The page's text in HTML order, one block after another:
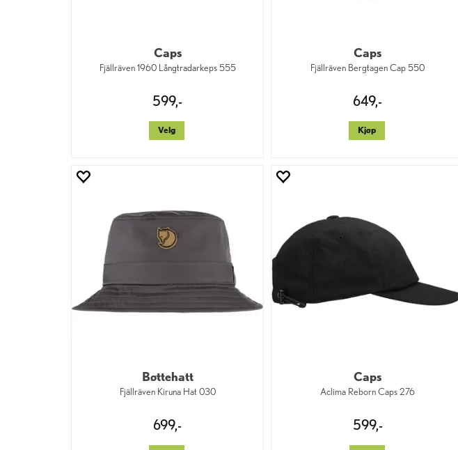
Caps
Fjällräven 1960 Långtradarkeps 555
599,-
Velg
Caps
Fjällräven Bergtagen Cap 550
649,-
Kjøp
Bøttehatt
Fjällräven Kiruna Hat 030
699,-
Caps
Aclima Reborn Caps 276
599,-